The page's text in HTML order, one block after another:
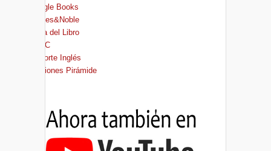
Google Books
Barnes&Noble
Casa del Libro
FNAC
El Corte Inglés
Ediciones Pirámide